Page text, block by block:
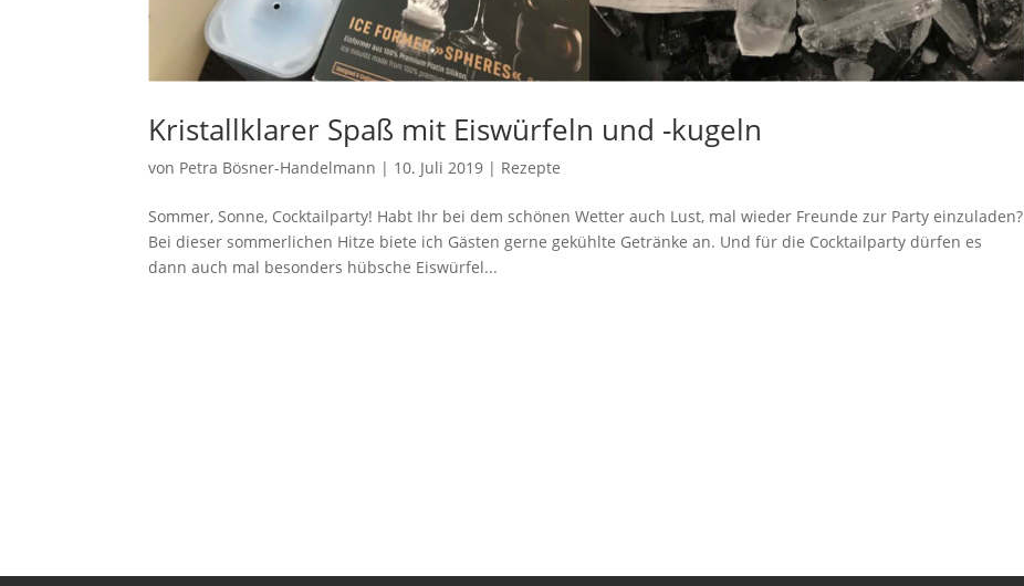
Kristallklarer Spaß mit Eiswürfeln und -kugeln
von Petra Bösner-Handelmann | 10. Juli 2019 | Rezepte
Sommer, Sonne, Cocktailparty! Habt Ihr bei dem schönen Wetter auch Lust, mal wieder Freunde zur Party einzuladen?
Bei dieser sommerlichen Hitze biete ich Gästen gerne gekühlte Getränke an. Und für die Cocktailparty dürfen es
dann auch mal besonders hübsche Eiswürfel...